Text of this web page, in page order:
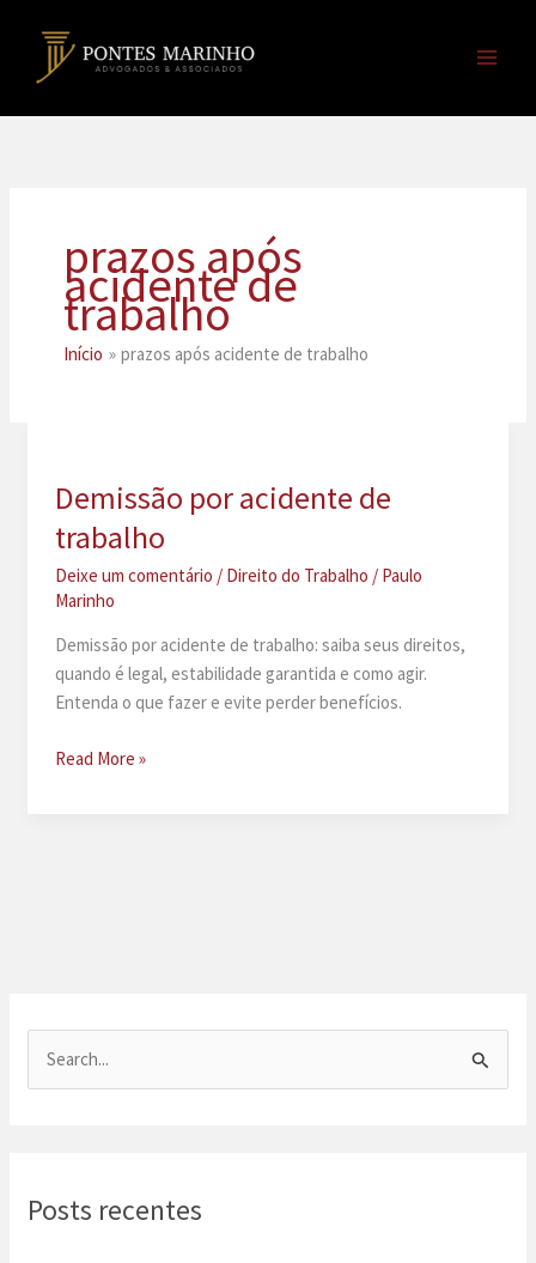
prazos após
acidente de
trabalho
Início prazos após acidente de trabalho
Demissão por acidente de
trabalho
Deixe um comentário / Direito do Trabalho / Paulo
Marinho
Demissão por acidente de trabalho: saiba seus direitos,
quando é legal, estabilidade garantida e como agir.
Entenda o que fazer e evite perder benefícios.
Demissão
Read More »
iPosts recentes